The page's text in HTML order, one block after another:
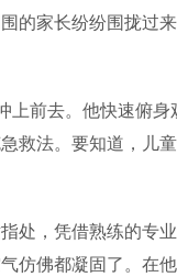
的家长纷纷围拢过
前去。他快速俯身
救法。要知道，儿
处，凭借熟练的专
仿佛都凝固了。在